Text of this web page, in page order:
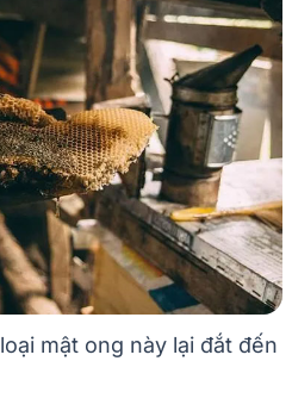
mật ong này lại đắt đến